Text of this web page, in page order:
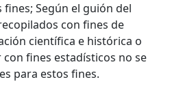
Según el guión del
con fines de
científica e histórica o
fines estadísticos no se
para estos fines.